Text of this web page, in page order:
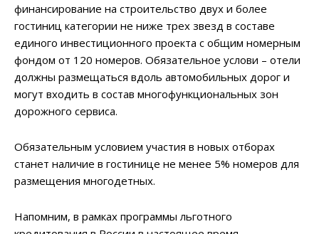
финансирование на строительство двух и более
гостиниц категории не ниже трех звезд в составе
единого инвестиционного проекта с общим номерным
фондом от 120 номеров. Обязательное услови – отели
должны размещаться вдоль автомобильных дорог и
могут входить в состав многофункциональных зон
дорожного сервиса.
Обязательным условием участия в новых отборах
станет наличие в гостинице не менее 5% номеров для
размещения многодетных.
Напомним, в рамках программы льготного